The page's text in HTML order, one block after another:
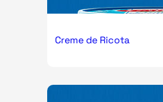
Creme de Ricota